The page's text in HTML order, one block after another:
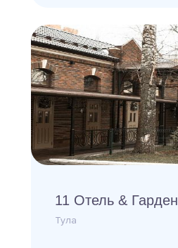
11 Отель & Гарден
Тула